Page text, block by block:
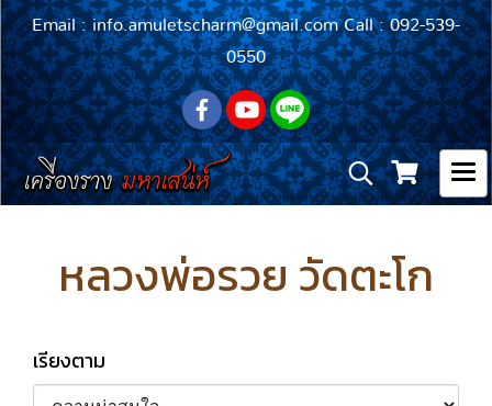
Email : info.amuletscharm@gmail.com Call : 092-539-
0550
หลวงพ่อรวย วัดตะโก
เรียงตาม